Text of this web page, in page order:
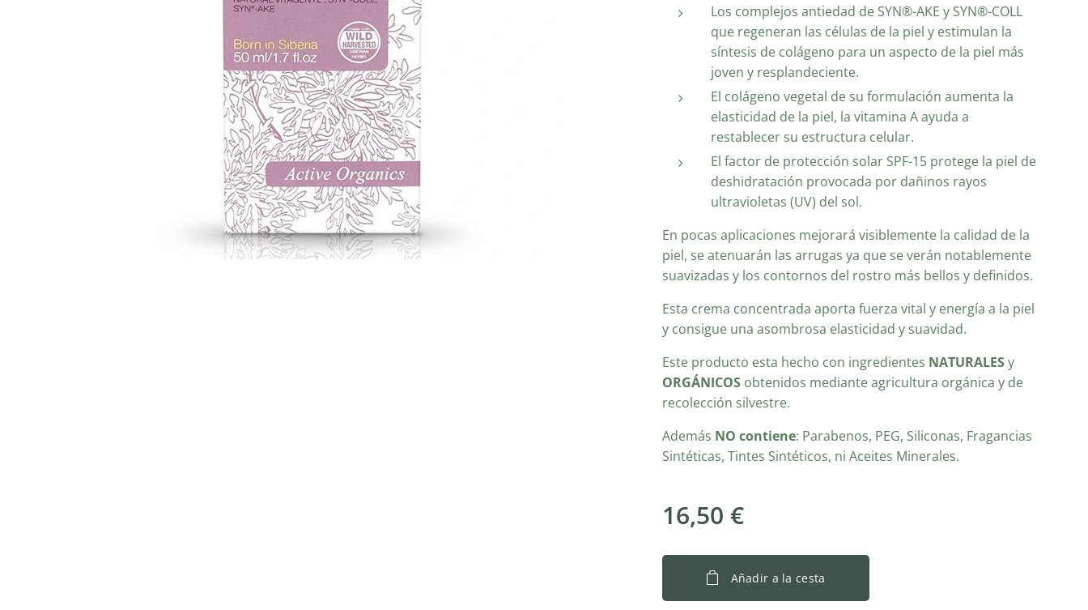
Los complejos antiedad de SYN®-AKE y SYN®-COLL
que regeneran las células de la piel y estimulan la
síntesis de colágeno para un aspecto de la piel más
joven y resplandeciente.
El colágeno vegetal de su formulación aumenta la
elasticidad de la piel, la vitamina A ayuda a
restablecer su estructura celular.
El factor de protección solar SPF-15 protege la piel de
deshidratación provocada por dañinos rayos
ultravioletas (UV) del sol.
En pocas aplicaciones mejorará visiblemente la calidad de la
piel, se atenuarán las arrugas ya que se verán notablemente
suavizadas y los contornos del rostro más bellos y definidos.
Esta crema concentrada aporta fuerza vital y energía a la piel
y consigue una asombrosa elasticidad y suavidad.
Este producto esta hecho con ingredientes NATURALESy
ORGÁNICOS obtenidos mediante agricultura orgánica y de
recolección silvestre.
Además NO contiene: Parabenos, PEG, Siliconas, Fragancias
Sintéticas, Tintes Sintéticos, ni Aceites Minerales.
16,50 €
Añadir a la cesta